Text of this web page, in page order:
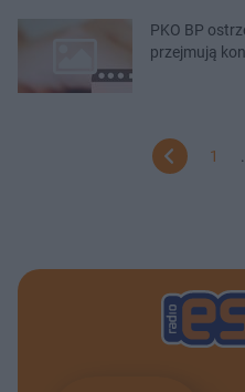
PKO BP
przejmują
1